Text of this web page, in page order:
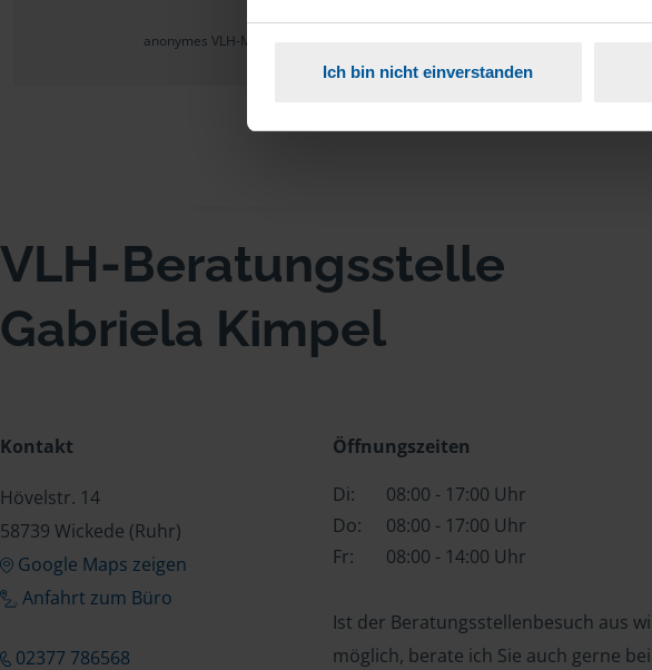
Ich bin nicht einverstanden
anonymes VLH-Mitglied
weiter
VLH-Beratungsstelle
Gabriela Kimpel
Kontakt
Hövelstr. 14
58739 Wickede (Ruhr)
Google Maps zeigen
Anfahrt zum Büro
02377 786568
Öffnungszeiten
Di:
08:00 - 17:00 Uhr
Do:
08:00 - 17:00 Uhr
Fr:
08:00 - 14:00 Uhr
Ist der Beratungsstellenbesuch aus
möglich, berate ich Sie auch gerne